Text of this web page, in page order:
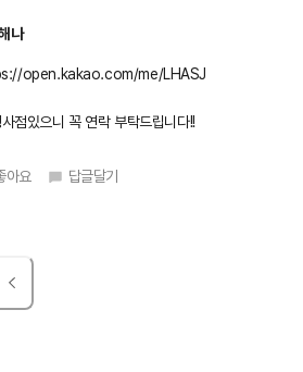
나
open.kakao.com/me/LHASJ
점있으니 꼭 연락 부탁드립니다!!
아요 답글달기